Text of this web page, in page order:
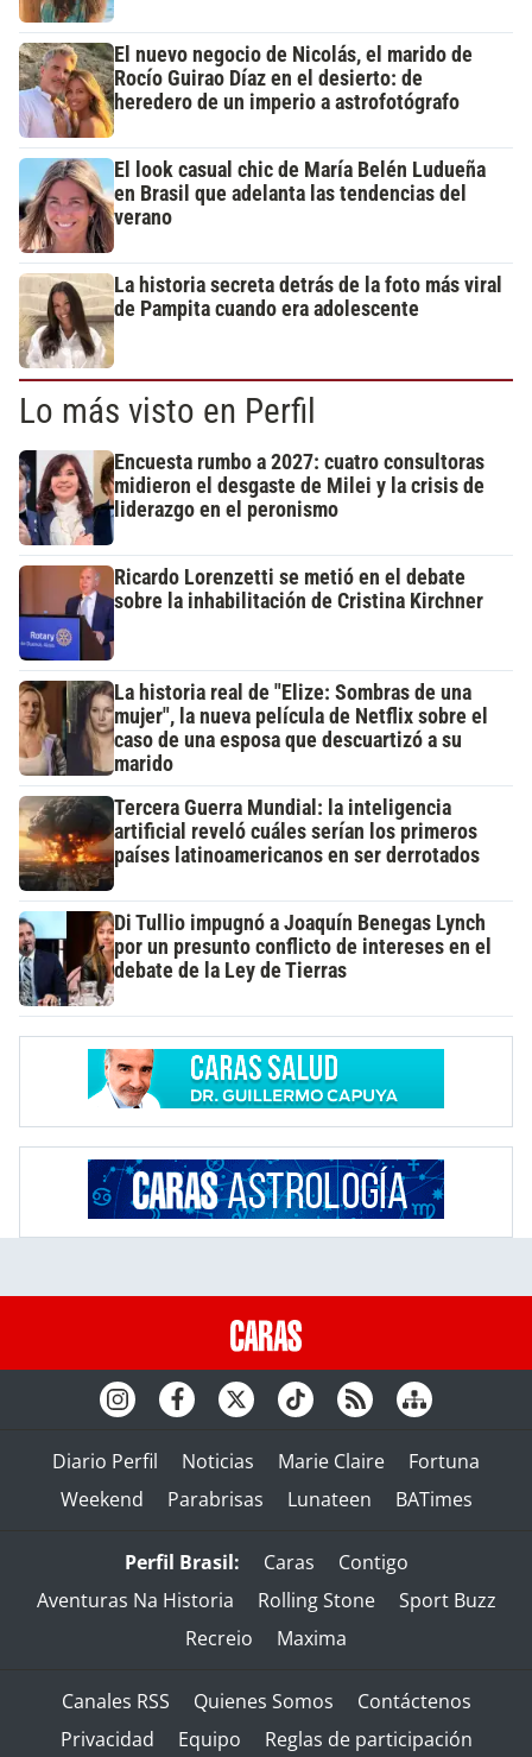
El nuevo negocio de Nicolás, el marido de
Rocío Guirao Díaz en el desierto: de
heredero de un imperio a astrofotógrafo
El look casual chic de María Belén Ludueña
en Brasil que adelanta las tendencias del
verano
La historia secreta detrás de la foto más viral
de Pampita cuando era adolescente
Lo más visto en Perfil
Encuesta rumbo a 2027: cuatro consultoras
midieron el desgaste de Milei y la crisis de
liderazgo en el peronismo
Ricardo Lorenzetti se metió en el debate
sobre la inhabilitación de Cristina Kirchner
La historia real de "Elize: Sombras de una
mujer", la nueva película de Netflix sobre el
caso de una esposa que descuartizó a su
marido
Tercera Guerra Mundial: la inteligencia
artificial reveló cuáles serían los primeros
países latinoamericanos en ser derrotados
Di Tullio impugnó a Joaquín Benegas Lynch
por un presunto conflicto de intereses en el
debate de la Ley de Tierras
Diario Perfil Noticias Marie Claire
Fortuna
Weekend
Parabrisas Lunateen BATimes
Perfil Brasil: Caras
Contigo
Aventuras Na Historia
Rolling Stone
Sport Buzz
Recreio
Maxima
Canales RSS Quienes Somos
Contáctenos
Privacidad
Equipo Reglas de participación